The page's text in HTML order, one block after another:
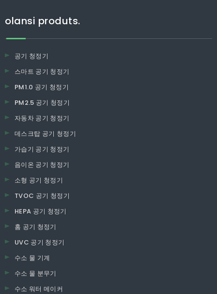
olansi produts.
공기 청정기
스마트 공기 청정기
PM1.0 공기 청정기
PM2.5 공기 청정기
자동차 공기 청정기
데스크탑 공기 청정기
가습기 공기 청정기
음이온 공기 청정기
소형 공기 청정기
TVOC 공기 청정기
HEPA 공기 청정기
홈 공기 청정기
UVC 공기 청정기
수소 물 기계
수소 물 분무기
수소 워터 메이커